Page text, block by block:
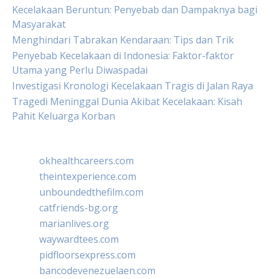
Kecelakaan Beruntun: Penyebab dan Dampaknya bagi
Masyarakat
Menghindari Tabrakan Kendaraan: Tips dan Trik
Penyebab Kecelakaan di Indonesia: Faktor-faktor
Utama yang Perlu Diwaspadai
Investigasi Kronologi Kecelakaan Tragis di Jalan Raya
Tragedi Meninggal Dunia Akibat Kecelakaan: Kisah
Pahit Keluarga Korban
okhealthcareers.com
theintexperience.com
unboundedthefilm.com
catfriends-bg.org
marianlives.org
waywardtees.com
pidfloorsexpress.com
bancodevenezuelaen.com